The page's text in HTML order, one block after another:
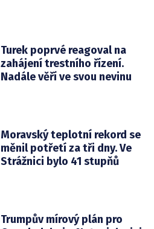
Turek poprvé reagoval na
zahájení trestního řízení.
Nadále věří ve svou nevinu
Moravský teplotní rekord se
měnil potřetí za tři dny. Ve
Strážnici bylo 41 stupňů
Trumpův mírový plán pro